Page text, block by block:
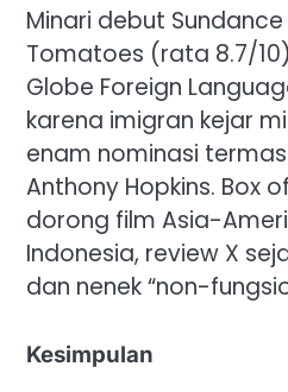
Minari debut
Tomatoes (rata 8.7/
Globe Foreign
karena imigran kejar
enam nominasi
Anthony Hopkins. Box
dorong film Asia-
Indonesia, review X
dan nenek “non-
Kesimpulan